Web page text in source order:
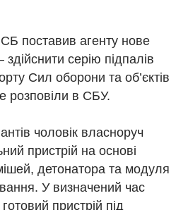
поставив агенту нове
серію підпалів
Сил оборони та об’єктів
розповіли в СБУ.
чоловік власноруч
пристрій на основі
детонатора та модуля
У визначений час
пристрій під